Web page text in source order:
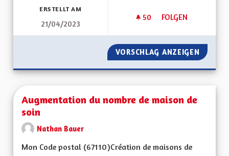
ERSTELLT AM
21/04/2023
50 50 FOLLOWER
FOLGEN
AU MOINS 1 BUS
VORSCHLAG ANZEIGEN AU
Augmentation du nombre de maison de
soin
Nathan Bauer
Mon Code postal (67110) Création de maisons de